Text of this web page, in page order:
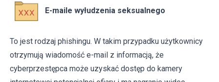
E-maile wyłudzenia seksualnego
To jest rodzaj phishingu. W takim przypadku użytkownicy
otrzymują wiadomość e-mail z informacją, że
cyberprzestępca może uzyskać dostęp do kamery